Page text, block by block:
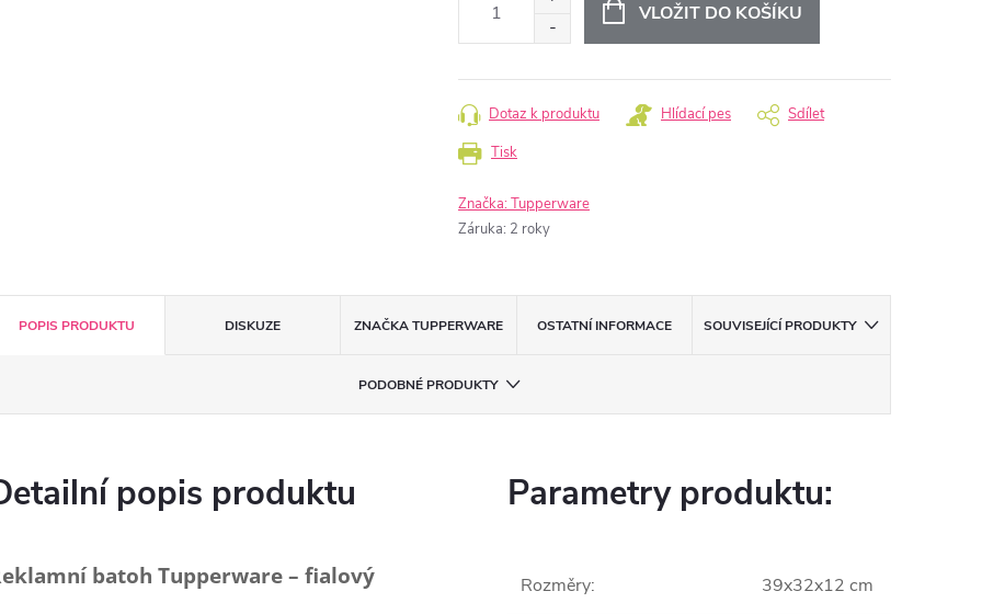
VLOŽIT DO KOŠÍKU
Tisk
Dotaz k produktu Hlídací pes Sdílet
Značka:Tupperware
Záruka: 2 roky
POPIS PRODUKTU DISKUZE ZNAČKATUPPERWARE OSTATNÍ INFORMACE SOUVISEJÍCÍ PRODUKTY
PODOBNÉ PRODUKTY
popis produktu
batoh Tupperware – fialový
Parametry produktu:
Rozměry: 39x32x12 cm